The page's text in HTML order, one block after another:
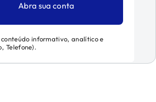
Abra sua conta
informativo, analítico e
Telefone).